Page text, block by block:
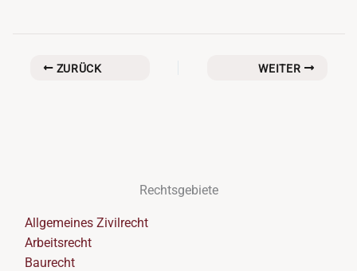
ZURÜCK WEITER
Rechtsgebiete
Allgemeines Zivilrecht
Arbeitsrecht
Baurecht